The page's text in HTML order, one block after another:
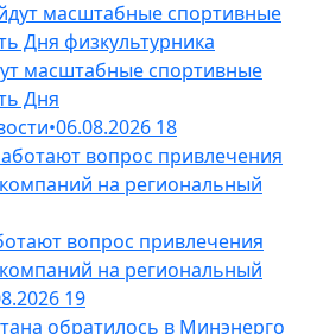
масштабные спортивные
Дня
•06.08.2026 18
вопрос привлечения
на региональный
19